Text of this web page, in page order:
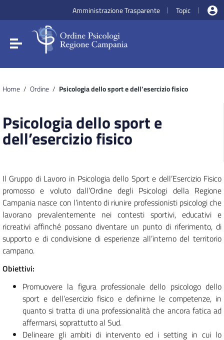
Vai al menu di navigazione
Vai al footer
Amministrazione Trasparente | Topic |
Attiva / disattiva la navigazione
Home / Ordine / Psicologia dello sport e dell’esercizio fisico
Psicologia dello sport e
dell’esercizio fisico
Il Gruppo di Lavoro in Psicologia dello Sport e dell’Esercizio Fisico
promosso e voluto dall’Ordine degli Psicologi della Regione
Campania nasce con l’intento di riunire professionisti psicologi che
lavorano prevalentemente nei contesti sportivi, educativi e
ricreativi affinché possano diventare un punto di riferimento, di
supporto e di condivisione di esperienze all’interno del territorio
campano.
Obiettivi:
Promuovere la figura professionale dello psicologo dello
sport e dell’esercizio fisico e definirne le competenze, in
quanto si tratta di una professionalità che ancora fatica ad
affermarsi, soprattutto al Sud.
Delineare gli ambiti di intervento ed i setting in cui lo